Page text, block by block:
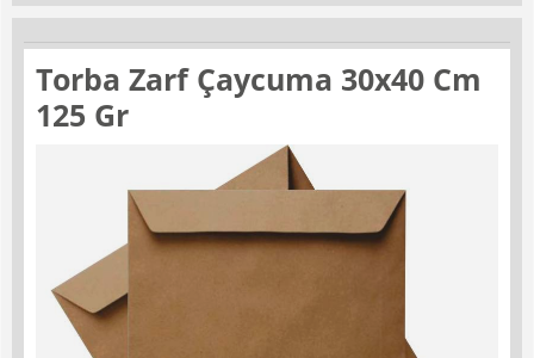
Torba Zarf Çaycuma 30x40 Cm
125 Gr